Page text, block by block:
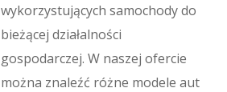
wykorzystujących samochody do
bieżącej działalności
gospodarczej. W naszej ofercie
można znaleźć różne modele aut